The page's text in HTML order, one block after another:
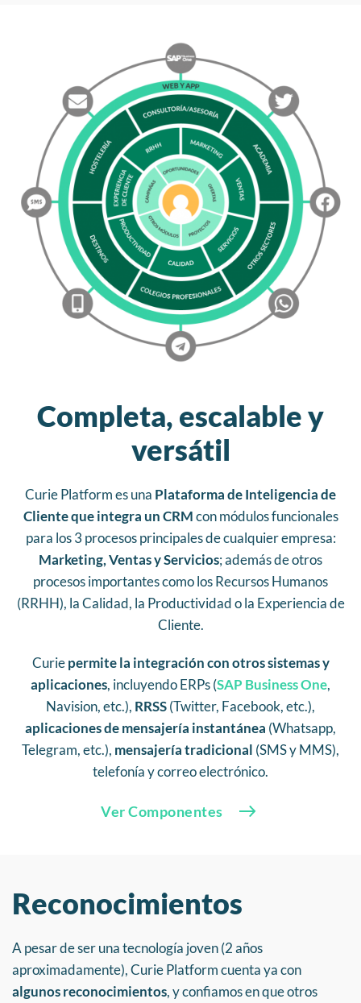
Completa, escalable y
versátil
Curie Platform es una Plataforma de Inteligencia de
Cliente que integra un CRMcon módulos funcionales
para los 3 procesos principales de cualquier empresa:
Marketing, Ventas y Servicios; además de otros
procesos importantes como los Recursos Humanos
(RRHH), la Calidad, la Productividad o la Experiencia de
Cliente.
Curiepermite la integración con otros sistemas y
aplicaciones, incluyendo ERPs (SAP Business One,
Navision, etc.), RRSS(Twitter, Facebook, etc.),
aplicaciones de mensajería instantánea (Whatsapp,
Telegram, etc.), mensajería tradicional (SMS y MMS),
telefonía y correo electrónico.
Ver Componentes
Reconocimientos
A pesar de ser una tecnología joven (2 años
aproximadamente), Curie Platform cuenta ya con
algunos reconocimientos, y confiamos en que otros